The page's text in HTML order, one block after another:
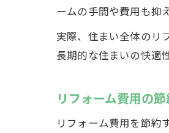
ームの手間や費用も抑
実際、住まい全体のリ
長期的な住まいの快適
リフォーム費用の
リフォーム費用を節約